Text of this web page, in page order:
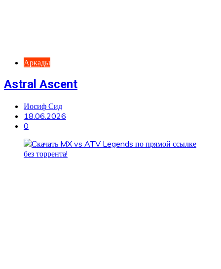
Аркады
Astral Ascent
Иосиф Сид
18.06.2026
0